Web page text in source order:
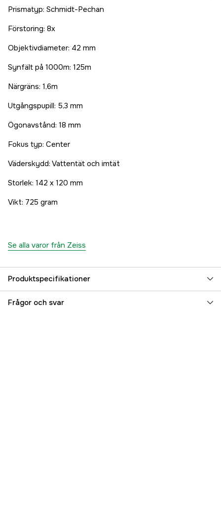
Prismatyp: Schmidt-Pechan
Förstoring: 8x
Objektivdiameter: 42 mm
Synfält på 1000m: 125m
Närgräns: 1,6m
Utgångspupill: 5,3 mm
Ögonavstånd: 18 mm
Fokus typ: Center
Väderskydd: Vattentät och imtät
Storlek: 142 x 120 mm
Vikt: 725 gram
Se alla varor från Zeiss
Produktspecifikationer
Typ av kikare Handkikare
Frågor och svar